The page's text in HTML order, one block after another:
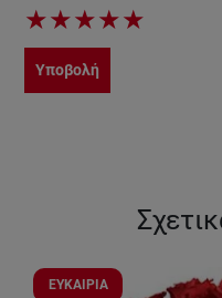
★★★★★
Υποβολή
ΕΥΚΑΙΡΙΑ